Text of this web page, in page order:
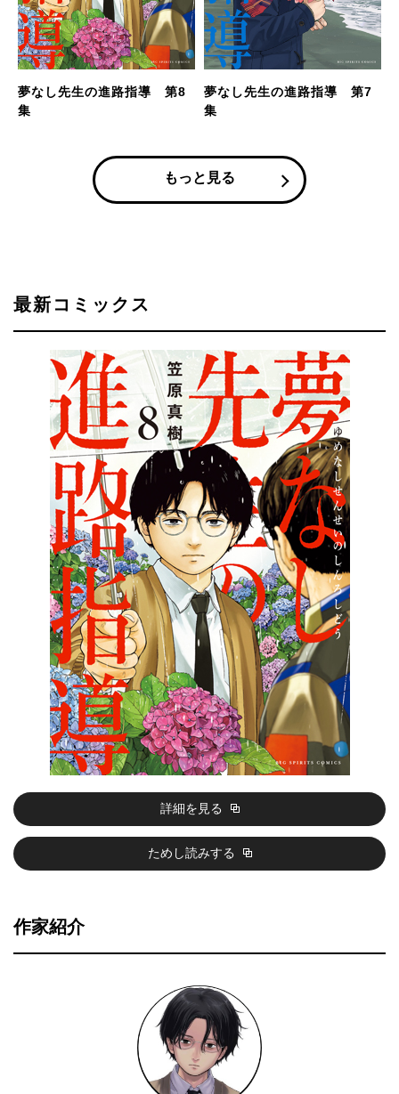
最新コミックス
詳細を見る
ためし読みする
作家紹介
夢なし先生の進路指導 第8
集
夢なし先生の進路指導 第7
集
もっと見る